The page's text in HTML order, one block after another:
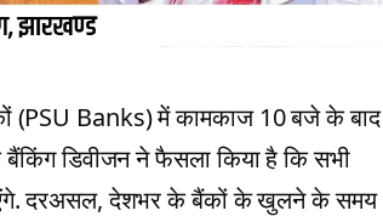
(PSU Banks) में कामकाज 10 बजे के बाद
डिवीजन ने फैसला किया है कि सभी
दरअसल, देशभर के बैंकों के खुलने के समय